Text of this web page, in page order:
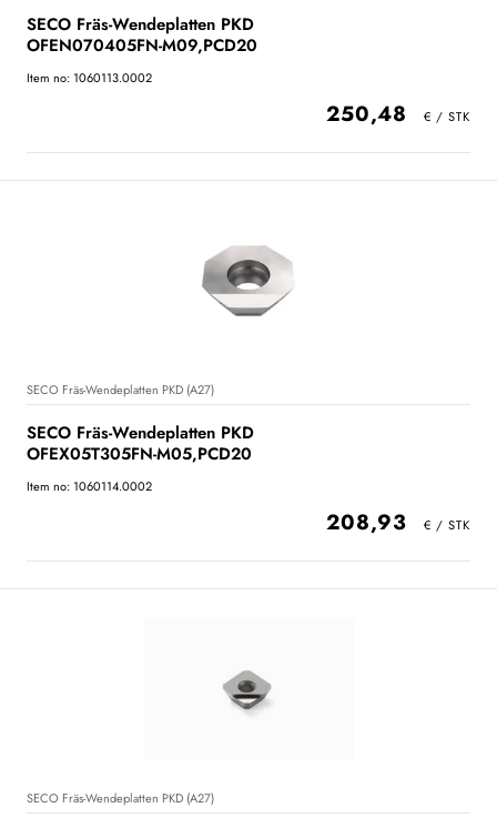
SECO Fräs-Wendeplatten PKD
OFEN070405FN-M09,PCD20
Item no: 1060113.0002
250,48
SECO Fräs-Wendeplatten PKD (A27)
SECO Fräs-Wendeplatten PKD
OFEX05T305FN-M05,PCD20
Item no: 1060114.0002
208,93
SECO Fräs-Wendeplatten PKD (A27)